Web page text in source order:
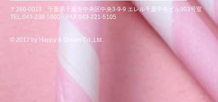
© 2017 by Happy & Dream Co.,Ltd.
〒260-0013 千葉県千葉市中央区中央3-9-9 エレル千葉中央ビル303号室
TEL:043-239-5900 FAX:043-221-5105